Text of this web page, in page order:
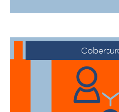
Ofrecemos servicios
la ciudad de La